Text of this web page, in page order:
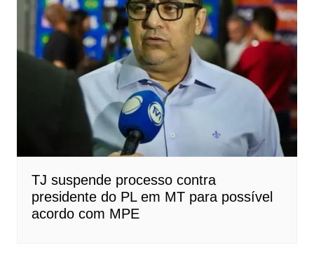
TJ suspende processo contra
presidente do PL em MT para possível
acordo com MPE